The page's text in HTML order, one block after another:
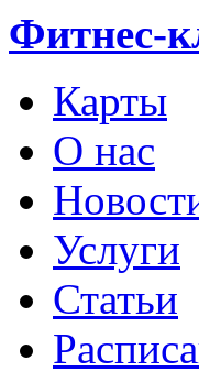
Фитнес-
Карты
О нас
Услуги
Статьи